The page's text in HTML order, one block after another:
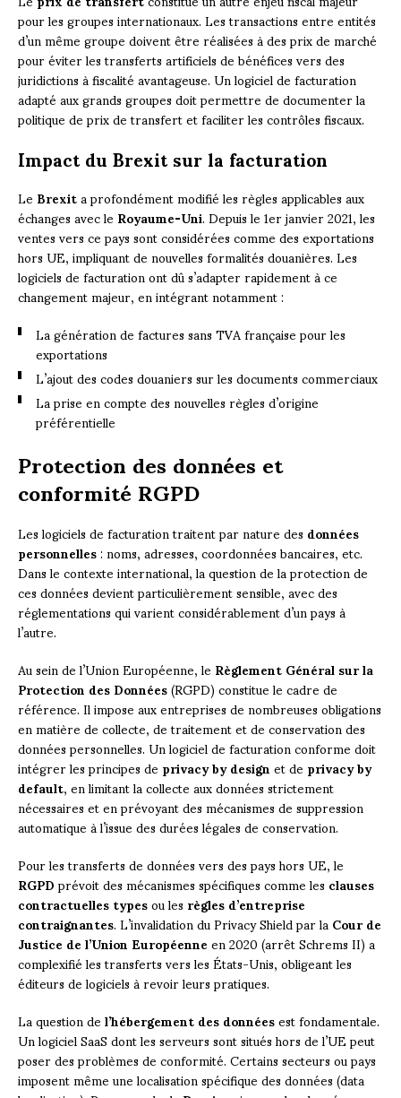
pour les groupes internationaux. Les transactions entre entités
d’un même groupe doivent être réalisées à des prix de marché
pour éviter les transferts artificiels de bénéfices vers des
juridictions à fiscalité avantageuse. Un logiciel de facturation
adapté aux grands groupes doit permettre de documenter la
politique de prix de transfert et faciliter les contrôles fiscaux.
Impact du Brexit sur la facturation
LeBrexita profondément modifié les règles applicables aux
échanges avec leRoyaume-Uni. Depuis le 1er janvier 2021, les
ventes vers ce pays sont considérées comme des exportations
hors UE, impliquant de nouvelles formalités douanières. Les
logiciels de facturation ont dû s’adapter rapidement à ce
changement majeur, en intégrant notamment :
La génération de factures sans TVA française pour les
exportations
L’ajout des codes douaniers sur les documents commerciaux
La prise en compte des nouvelles règles d’origine
préférentielle
Protection des données et
conformité RGPD
Les logiciels de facturation traitent par nature desdonnées
personnelles: noms, adresses, coordonnées bancaires, etc.
Dans le contexte international, la question de la protection de
ces données devient particulièrement sensible, avec des
réglementations qui varient considérablement d’un pays à
l’autre.
Au sein de l’Union Européenne, leRèglement Général sur la
Protection des Données(RGPD) constitue le cadre de
référence. Il impose aux entreprises de nombreuses obligations
en matière de collecte, de traitement et de conservation des
données personnelles. Un logiciel de facturation conforme doit
intégrer les principes deprivacy by designet deprivacy by
default, en limitant la collecte aux données strictement
nécessaires et en prévoyant des mécanismes de suppression
automatique à l’issue des durées légales de conservation.
Pour les transferts de données vers des pays hors UE, le
RGPDprévoit des mécanismes spécifiques comme lesclauses
contractuelles typesou lesrègles d’entreprise
contraignantes. L’invalidation du Privacy Shield par laCour de
Justice de l’Union Européenneen 2020 (arrêt Schrems II) a
complexifié les transferts vers les États-Unis, obligeant les
éditeurs de logiciels à revoir leurs pratiques.
La question del’hébergement des donnéesest fondamentale.
Un logiciel SaaS dont les serveurs sont situés hors de l’UE peut
poser des problèmes de conformité. Certains secteurs ou pays
imposent même une localisation spécifique des données (data